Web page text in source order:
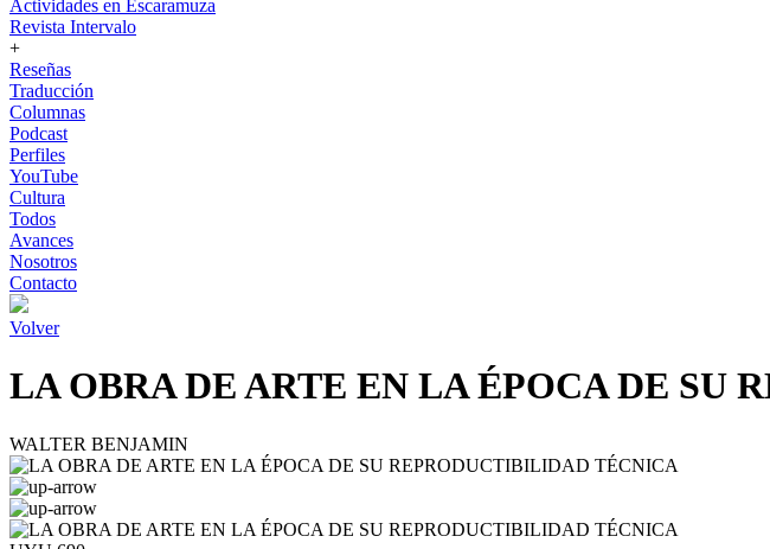
Actividades en Escaramuza
Revista Intervalo
+
Reseñas
Traducción
Columnas
Podcast
Perfiles
YouTube
Cultura
Todos
Avances
Nosotros
Contacto
Volver
LA OBRA DE ARTE EN LA ÉPOCA DE SU
WALTER BENJAMIN